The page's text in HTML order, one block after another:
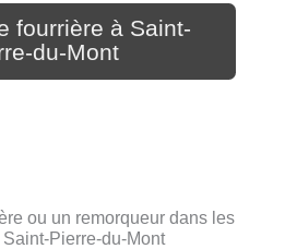
fourrière à Saint-
du-Mont
ou un remorqueur dans les
Pierre-du-Mont